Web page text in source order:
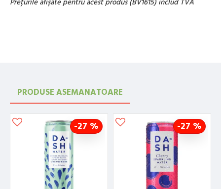
Preţurile afişate pentru acest produs (BV1615) includ TVA
PRODUSE ASEMANATOARE
-27 % -27 %